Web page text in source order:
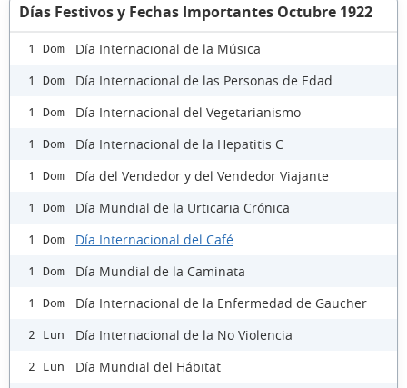
Días Festivos y Fechas Importantes Octubre 1922
1 Dom Día Internacional de la Música
1 Dom Día Internacional de las Personas de Edad
1 Dom Día Internacional del Vegetarianismo
1 Dom Día Internacional de la Hepatitis C
1 Dom Día del Vendedor y del Vendedor Viajante
1 Dom Día Mundial de la Urticaria Crónica
1 Dom Día Internacional del Café
1 Dom Día Mundial de la Caminata
1 Dom Día Internacional de la Enfermedad de Gaucher
2 Lun Día Internacional de la No Violencia
2 Lun Día Mundial del Hábitat